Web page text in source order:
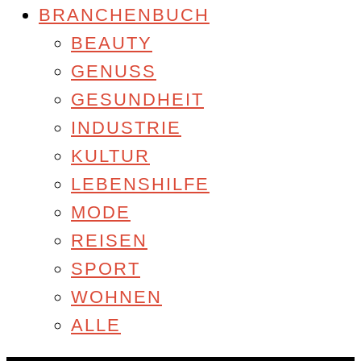
BRANCHENBUCH
BEAUTY
GENUSS
GESUNDHEIT
INDUSTRIE
KULTUR
LEBENSHILFE
MODE
REISEN
SPORT
WOHNEN
ALLE